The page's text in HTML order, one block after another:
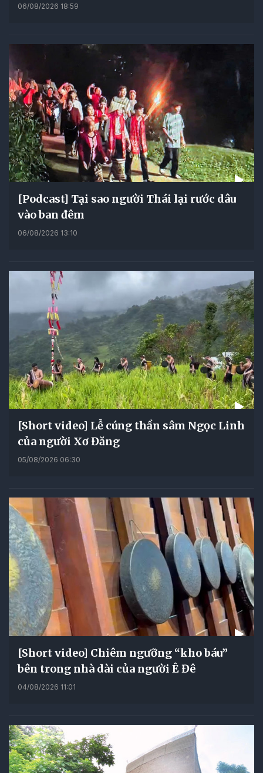
06/08/2026 18:59
[Podcast] Tại sao người Thái lại rước dâu
vào ban đêm
06/08/2026 13:10
[Short video] Lễ cúng thần sâm Ngọc Linh
của người Xơ Đăng
05/08/2026 06:30
[Short video] Chiêm ngưỡng “kho báu”
bên trong nhà dài của người Ê Đê
04/08/2026 11:01